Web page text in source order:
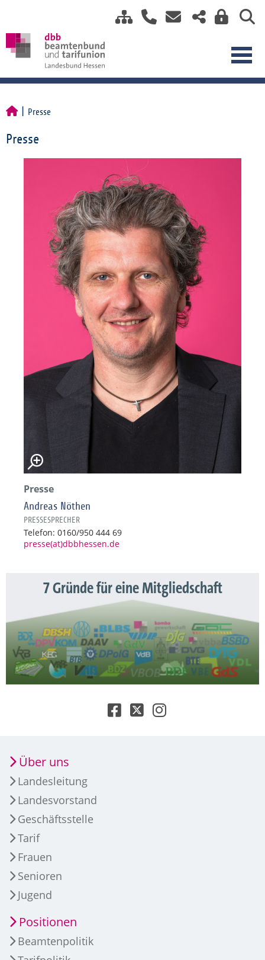
Presse
Presse
Presse
Andreas Nöthen
PRESSESPRECHER
Telefon: 0160/950 444 69
presse(at)dbbhessen.de
7 Gründe für eine Mitgliedschaft
Über uns
Landesleitung
Landesvorstand
Geschäftsstelle
Tarif
Frauen
Senioren
Jugend
Positionen
Beamtenpolitik